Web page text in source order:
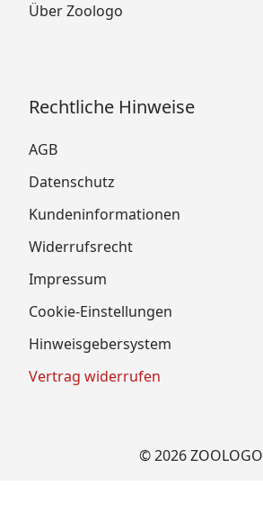
Über Zoologo
Rechtliche Hinweise
AGB
Datenschutz
Kundeninformationen
Widerrufsrecht
Impressum
Cookie-Einstellungen
Hinweisgebersystem
Vertrag widerrufen
© 2026 ZOOLOGO